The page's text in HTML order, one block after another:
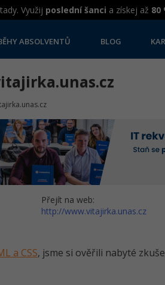
Využij poslední šanci a získej až 80
ABSOLVENTŮ BLOG
Přejít na web:
http://www.vitajirka.unas.cz
a CSS, jsme si ověřili nabyté